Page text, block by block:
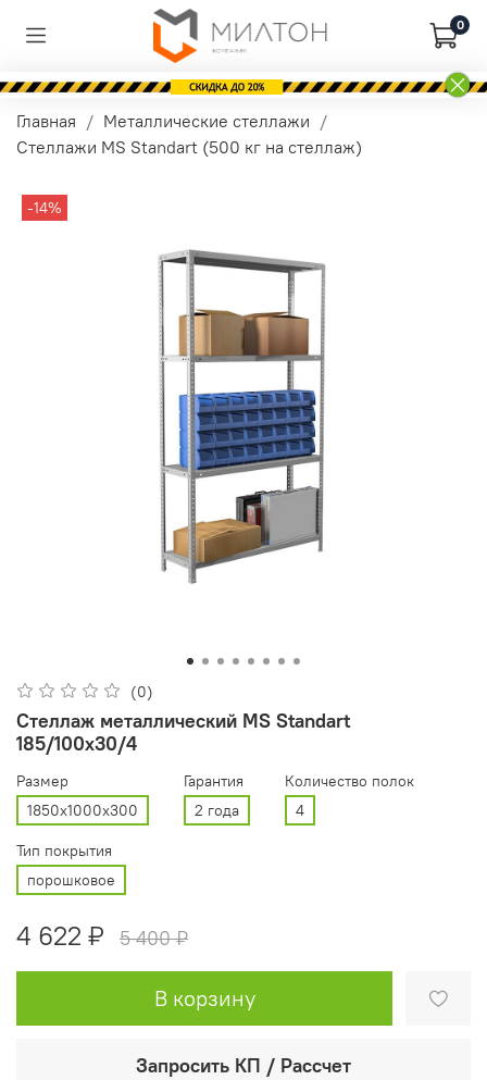
0
Главная
Металлические стеллажи
Стеллажи MS Standart (500 кг на стеллаж)
-14%
(0)
Стеллаж металлический MS Standart
185/100x30/4
Размер
1850x1000x300
Гарантия
2 года
Количество полок
4
Тип покрытия
порошковое
4 622 ₽ 5 400 ₽
В корзину
Запросить КП / Рассчет